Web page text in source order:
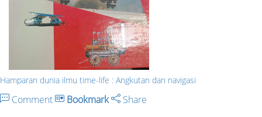
Hamparan dunia ilmu time-life : Angkutan dan navigasi
Comment Bookmark
Share